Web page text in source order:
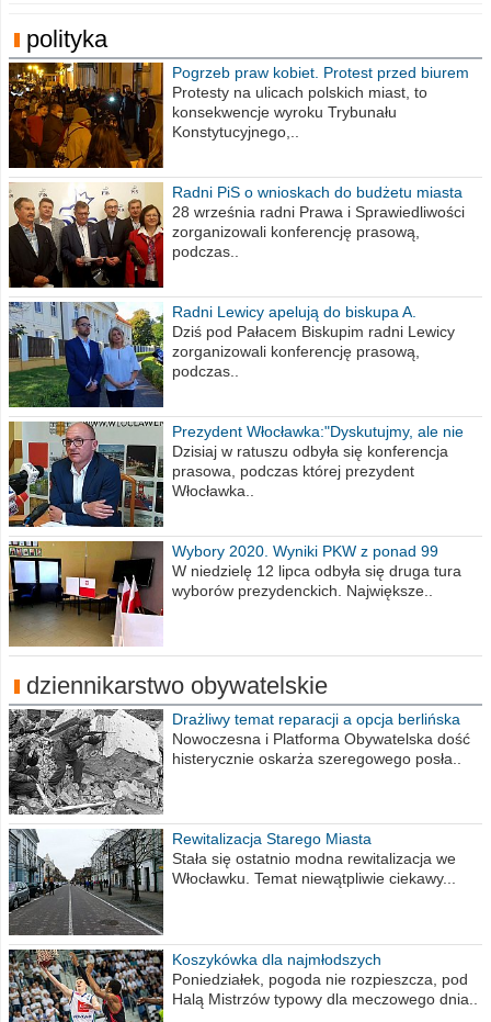
polityka
Pogrzeb praw kobiet. Protest przed biurem
poselskim PiS
Protesty na ulicach polskich miast, to
konsekwencje wyroku Trybunału
Konstytucyjnego,..
Radni PiS o wnioskach do budżetu miasta
na 2021 rok
28 września radni Prawa i Sprawiedliwości
zorganizowali konferencję prasową,
podczas..
Radni Lewicy apelują do biskupa A.
Wiesława Meringa
Dziś pod Pałacem Biskupim radni Lewicy
zorganizowali konferencję prasową,
podczas..
Prezydent Włocławka:"Dyskutujmy, ale nie
obrażajmy się”
Dzisiaj w ratuszu odbyła się konferencja
prasowa, podczas której prezydent
Włocławka..
Wybory 2020. Wyniki PKW z ponad 99
procent obwodów
W niedzielę 12 lipca odbyła się druga tura
wyborów prezydenckich. Największe..
dziennikarstwo obywatelskie
Drażliwy temat reparacji a opcja berlińska
Nowoczesna i Platforma Obywatelska dość
histerycznie oskarża szeregowego posła..
Rewitalizacja Starego Miasta
Stała się ostatnio modna rewitalizacja we
Włocławku. Temat niewątpliwie ciekawy...
Koszykówka dla najmłodszych
Poniedziałek, pogoda nie rozpieszcza, pod
Halą Mistrzów typowy dla meczowego dnia..